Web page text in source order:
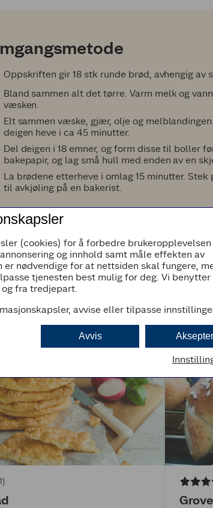
Oppskriften gir 18 stk runde brød, avhengig av
Bland sammen alt det tørre. Varm melk og
væsken.
Elt sammen væske, gjær, olje og
deigen heve i ca 45 minutter.
Del deigen i 18 emner, og form disse til boller
bakepapir, og lag små hull med enden av en
La brødene etterheve i omlag 15 minutter.
til avkjøling på en bakerist.
(cookies) for å forbedre brukeropplevelsen
og innhold samt måle effekten av
er nødvendige for at nettsiden skal fungere,
tjenesten best mulig for deg. Vi benytter
fra tredjepart.
avvise eller tilpasse
Aksepter
Avvis